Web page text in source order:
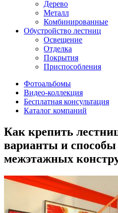
Дерево
Металл
Комбинированные
Обустройство лестниц
Освещение
Отделка
Покрытия
Приспособления
Фотоальбомы
Видео-коллекция
Бесплатная консультация
Каталог компаний
Как крепить
варианты и способы
межэтажных